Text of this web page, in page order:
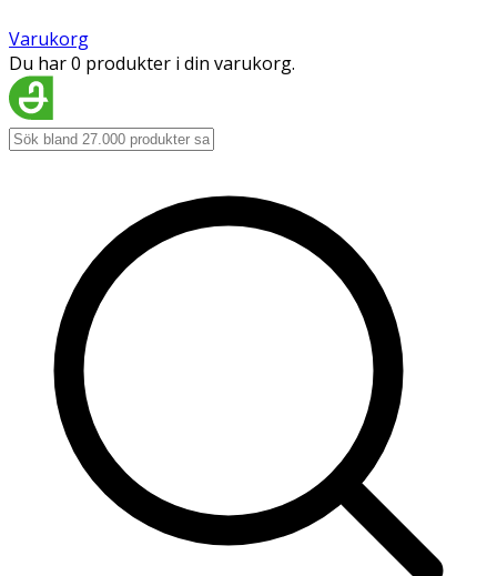
Varukorg
Du har 0 produkter i din varukorg.